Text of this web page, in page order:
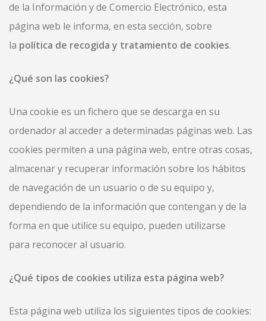
de la Información y de Comercio Electrónico, esta
página web le informa, en esta sección, sobre
la política de recogida y tratamiento de cookies.
¿Qué son las cookies?
Una cookie es un fichero que se descarga en su
ordenador al acceder a determinadas páginas web. Las
cookies permiten a una página web, entre otras cosas,
almacenar y recuperar información sobre los hábitos
de navegación de un usuario o de su equipo y,
dependiendo de la información que contengan y de la
forma en que utilice su equipo, pueden utilizarse
para reconocer al usuario.
¿Qué tipos de cookies utiliza esta página web?
Esta página web utiliza los siguientes tipos de cookies: